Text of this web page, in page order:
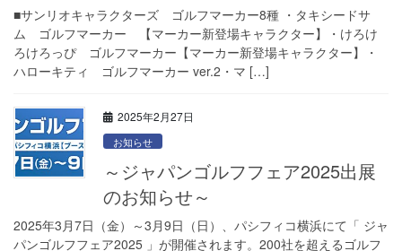
■サンリオキャラクターズ ゴルフマーカー8種 ・タキシードサ
ム ゴルフマーカー 【マーカー新登場キャラクター】・けろけ
ろけろっぴ ゴルフマーカー【マーカー新登場キャラクター】・
ハローキティ ゴルフマーカー ver.2・マ […]
2025年2月27日
お知らせ
～ジャパンゴルフフェア2025出展
のお知らせ～
2025年3月7日（金）～3月9日（日）、パシフィコ横浜にて「 ジャ
パンゴルフフェア2025 」が開催されます。200社を超えるゴルフ